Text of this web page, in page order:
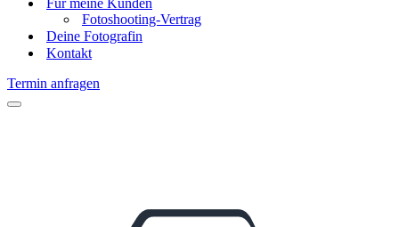
Für meine Kunden
Fotoshooting-Vertrag
Deine Fotografin
Kontakt
Termin anfragen
Navigationsmenü